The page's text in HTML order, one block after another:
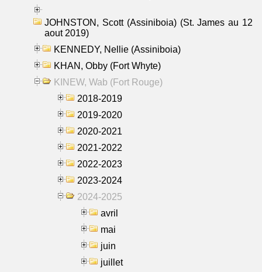
JOHNSTON, Scott (Assiniboia) (St. James au 12
aout 2019)
KENNEDY, Nellie (Assiniboia)
KHAN, Obby (Fort Whyte)
KINEW, Wab (Fort Rouge)
2018-2019
2019-2020
2020-2021
2021-2022
2022-2023
2023-2024
2024-2025
avril
mai
juin
juillet